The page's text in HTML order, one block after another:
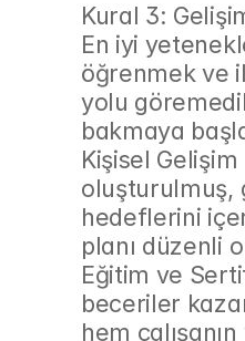
Kural 3:
En iyi
öğrenmek ve
yolu
bakmaya
Kişisel
oluşturulmuş,
hedeflerini
planı düzenli
Eğitim ve
beceriler
hem